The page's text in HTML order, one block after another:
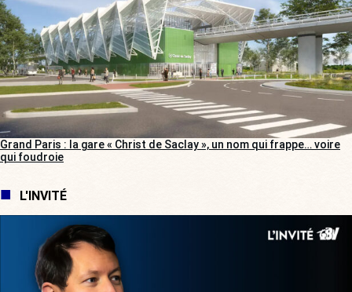
Grand Paris : la gare « Christ de Saclay », un nom qui frappe… voire
qui foudroie
L'INVITÉ